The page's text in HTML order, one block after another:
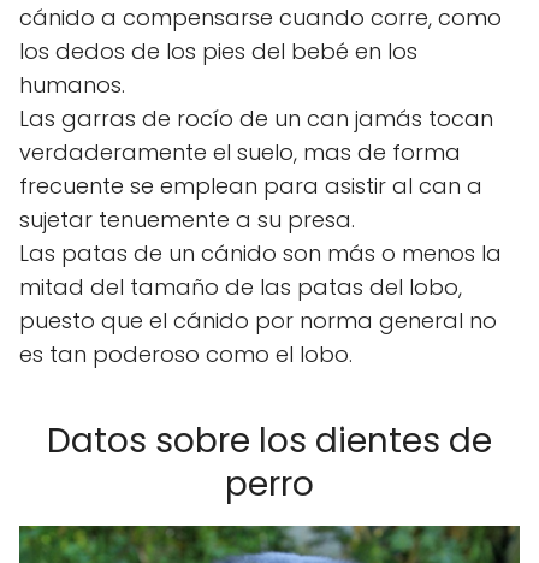
cánido a compensarse cuando corre, como
los dedos de los pies del bebé en los
humanos.
Las garras de rocío de un can jamás tocan
verdaderamente el suelo, mas de forma
frecuente se emplean para asistir al can a
sujetar tenuemente a su presa.
Las patas de un cánido son más o menos la
mitad del tamaño de las patas del lobo,
puesto que el cánido por norma general no
es tan poderoso como el lobo.
Datos sobre los dientes de
perro